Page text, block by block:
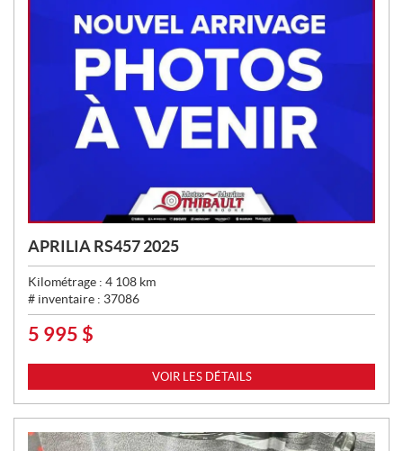
APRILIA RS457 2025
Kilométrage : 4 108 km
# inventaire : 37086
P
X
:
5 995 $
VOIR LES DÉTAILS